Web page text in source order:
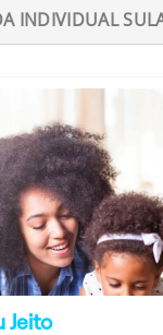
INDIVIDUAL
Jeito